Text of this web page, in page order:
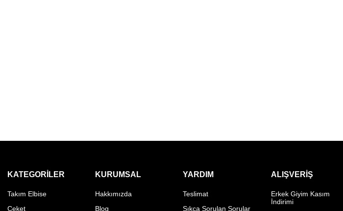
KATEGORILER
Takım Elbise
Ceket
KURUMSAL
Hakkımızda
Blog
YARDIM
Teslimat
Sıkça Sorulan Sorular
ALIŞVERIŞ
Erkek Giyim Kasım
İndirimi